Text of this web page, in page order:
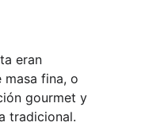
eran
masa fina, o
gourmet y
tradicional.